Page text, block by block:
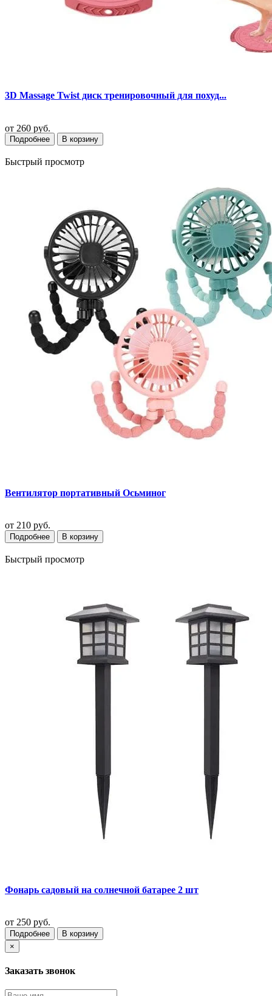
3D Massage Twist диск тренировочный для похуд...
от 260 руб.
Подробнее В корзину
Быстрый просмотр
Вентилятор портативный Осьминог
от 210 руб.
Подробнее В корзину
Быстрый просмотр
Фонарь садовый на солнечной батарее 2 шт
от 250 руб.
Подробнее
В корзину
×
Заказать звонок